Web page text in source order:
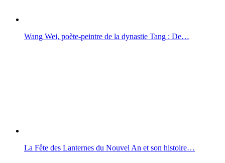
Wang Wei, poète-peintre de la dynastie Tang : De…
La Fête des Lanternes du Nouvel An et son histoire…